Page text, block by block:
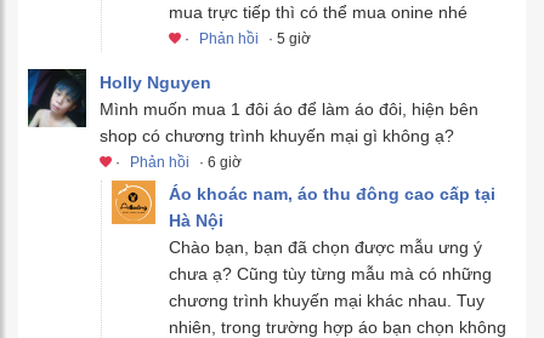
mua trực tiếp thì có thể mua onine nhé
· Phản hồi · 5 giờ
Holly Nguyen
Mình muốn mua 1 đôi áo để làm áo đôi, hiện bên
shop có chương trình khuyến mại gì không ạ?
· Phản hồi · 6 giờ
Áo khoác nam, áo thu đông cao cấp tại
Hà Nội
Chào bạn, bạn đã chọn được mẫu ưng ý
chưa ạ? Cũng tùy từng mẫu mà có những
chương trình khuyến mại khác nhau. Tuy
nhiên, trong trường hợp áo bạn chọn không